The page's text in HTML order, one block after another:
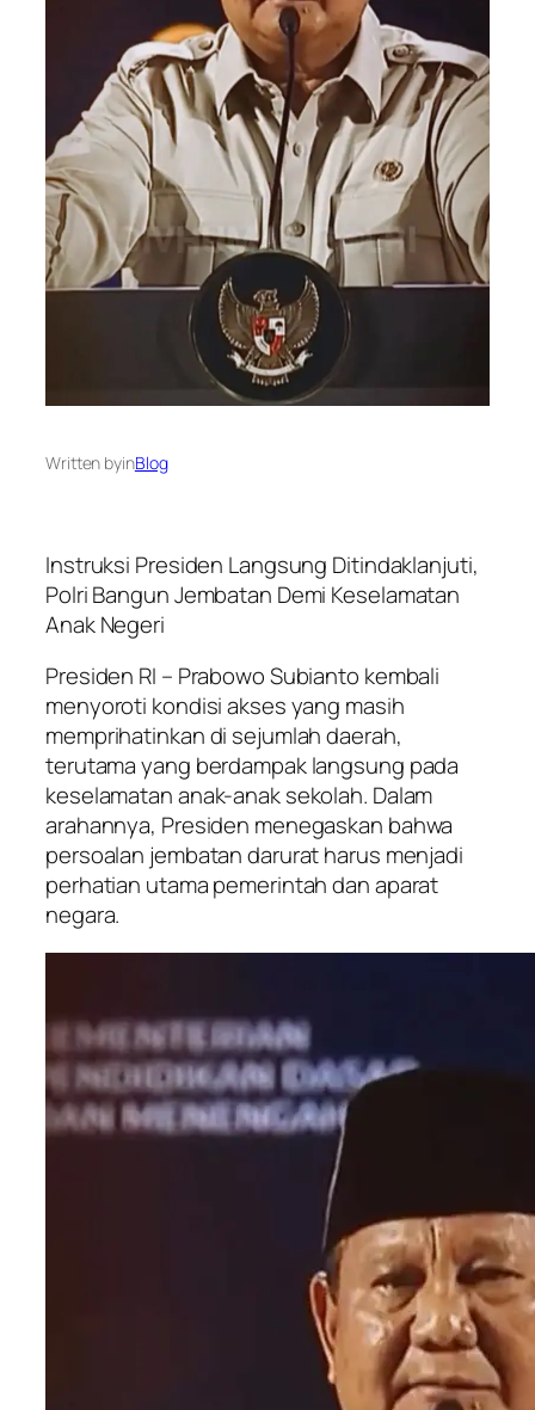
Written byinBlog
Instruksi Presiden Langsung Ditindaklanjuti,
Polri Bangun Jembatan Demi Keselamatan
Anak Negeri
Presiden RI – Prabowo Subianto kembali
menyoroti kondisi akses yang masih
memprihatinkan di sejumlah daerah,
terutama yang berdampak langsung pada
keselamatan anak-anak sekolah. Dalam
arahannya, Presiden menegaskan bahwa
persoalan jembatan darurat harus menjadi
perhatian utama pemerintah dan aparat
negara.